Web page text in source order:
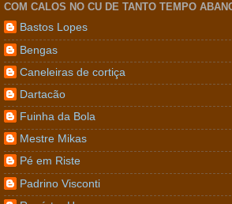
COM CALOS NO CU DE TANTO TEMPO
Bastos Lopes
Bengas
Caneleiras de cortiça
Dartacão
Fuinha da Bola
Mestre Mikas
Pé em Riste
Padrino Visconti